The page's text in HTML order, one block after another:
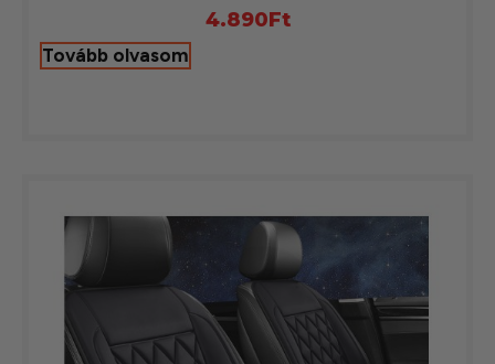
4.890Ft
Tovább olvasom